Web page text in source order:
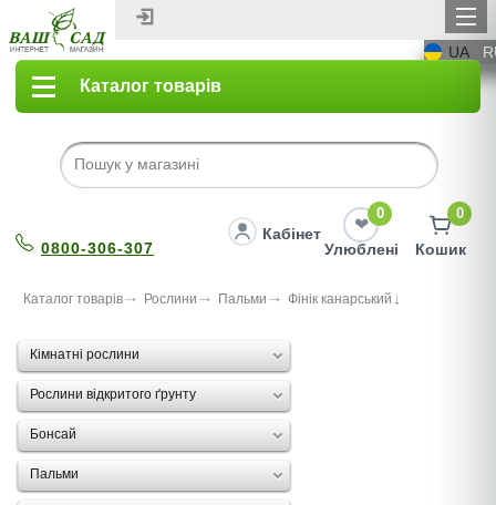
UA
Каталог товарів
0800-306-307
Кабінет
0
Улюблені
0
Кошик
Каталог товарів Рослини Пальми Фінік канарський
Кімнатні рослини
Рослини відкритого ґрунту
Бонсай
Пальми